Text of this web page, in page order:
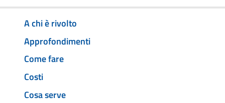
A chi è rivolto
Approfondimenti
Come fare
Costi
Cosa serve